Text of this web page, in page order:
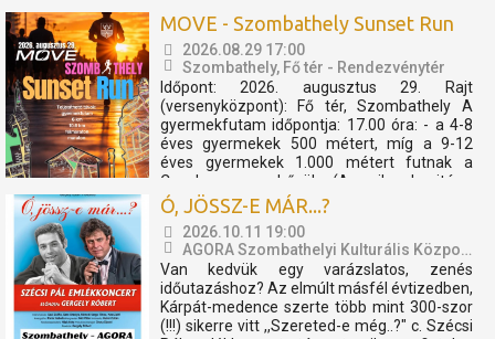
koncertshow született. Zenekar és TBG a
megtapasztalt sikerek mentén úgy
döntöttek, hogy az előadást folytatólagosan
2026-ban is bemutatóra tűzik. A...
MOVE - Szombathely Sunset Run
2026.08.29 17:00
Szombathely, Fő tér - Rendezvénytér
Időpont: 2026. augusztus 29. Rajt
(versenyközpont): Fő tér, Szombathely A
gyermekfutam időpontja: 17.00 óra: - a 4-8
éves gyermekek 500 métert, míg a 9-12
éves gyermekek 1.000 métert futnak a
Cosplay szuperhősök (Amerika kapitány,
Thor, Pókember, Venom) műsorát, és a velük
való közös bemelegítést követően....
Ó, JÖSSZ-E MÁR...?
2026.10.11 19:00
AGORA Szombathelyi Kulturális Központ
Van kedvük egy varázslatos, zenés
időutazáshoz? Az elmúlt másfél évtizedben,
Kárpát-medence szerte több mint 300-szor
(!!!) sikerre vitt ,,Szereted-e még..?" c. Szécsi